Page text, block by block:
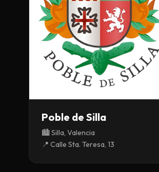
Poble de Silla
🏙️ Silla, Valencia
📍 Calle Sta. Teresa, 13